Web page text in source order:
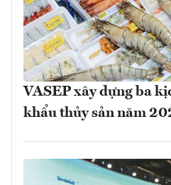
VASEP xây dựng ba
khẩu thủy sản năm